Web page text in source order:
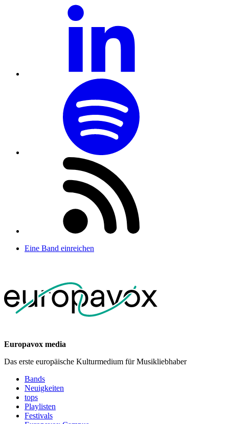
Eine Band einreichen
Europavox media
Das erste europäische Kulturmedium für Musikliebhaber
Bands
Neuigkeiten
tops
Playlisten
Festivals